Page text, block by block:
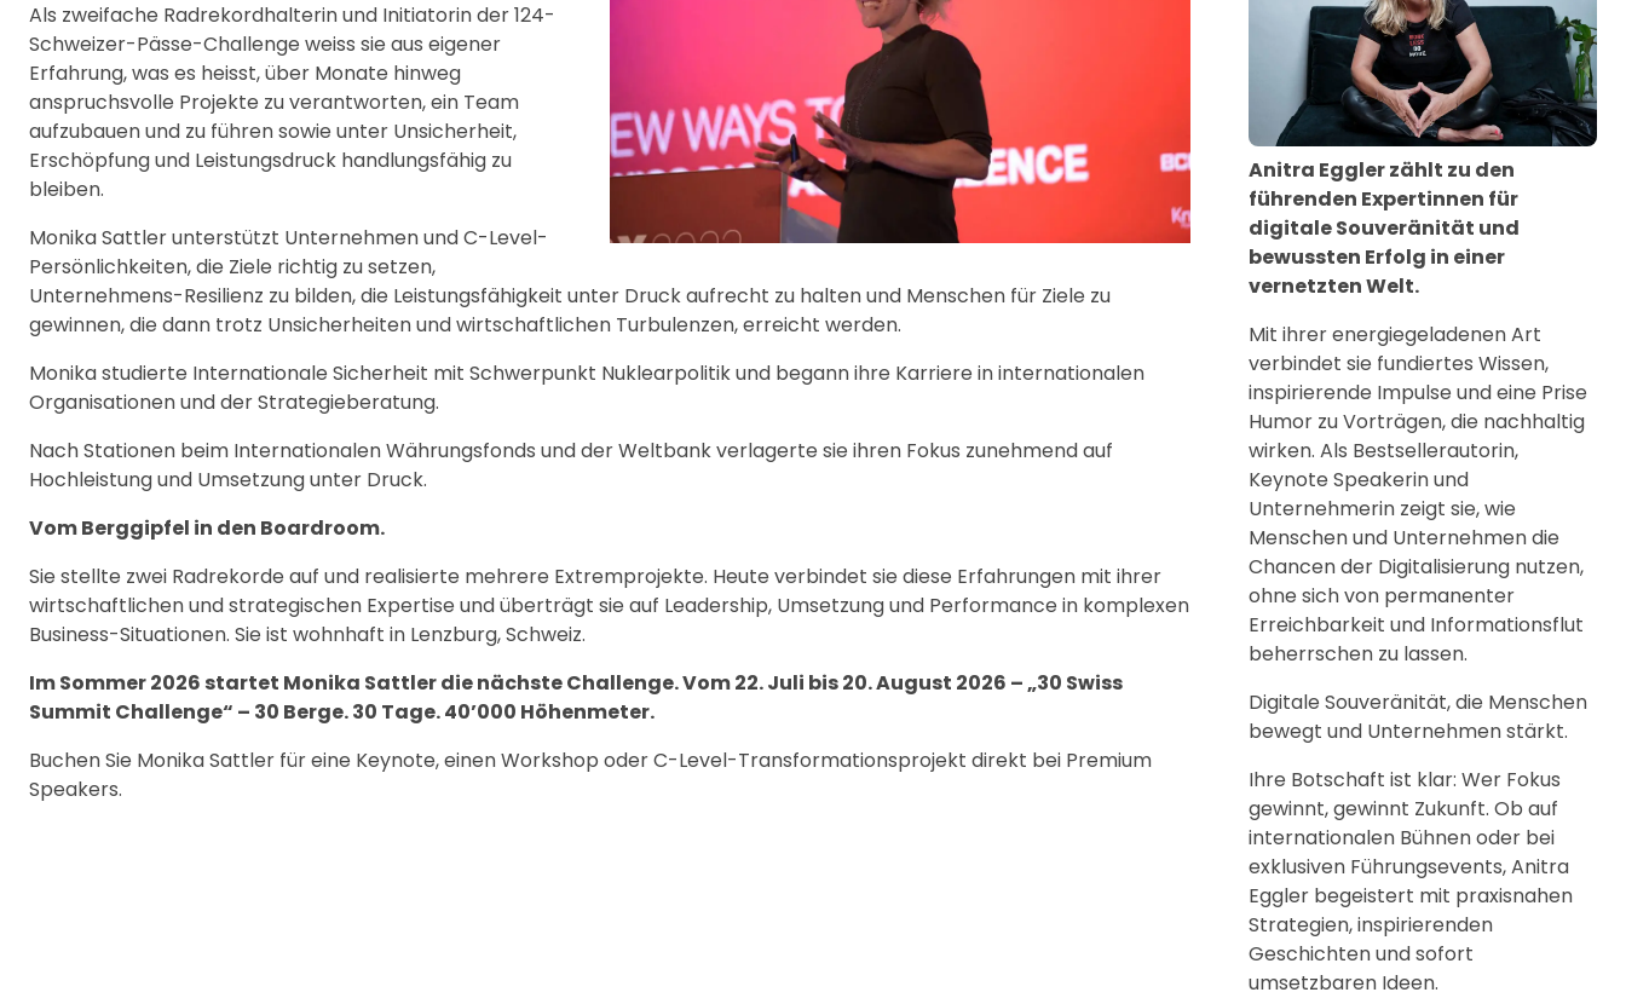
Als zweifache Radrekordhalterin und Initiatorin der 124-
Schweizer-Pässe-Challenge weiss sie aus eigener
Erfahrung, was es heisst, über Monate hinweg
anspruchsvolle Projekte zu verantworten, ein Team
aufzubauen und zu führen sowie unter Unsicherheit,
Erschöpfung und Leistungsdruck handlungsfähig zu
bleiben.
Monika Sattler unterstützt Unternehmen und C-Level-
Persönlichkeiten, die Ziele richtig zu setzen,
Unternehmens-Resilienz zu bilden, die Leistungsfähigkeit unter Druck aufrecht zu halten und Menschen für Ziele zu
gewinnen, die dann trotz Unsicherheiten und wirtschaftlichen Turbulenzen, erreicht werden.
Monika studierte Internationale Sicherheit mit Schwerpunkt Nuklearpolitik und begann ihre Karriere in internationalen
Organisationen und der Strategieberatung.
Nach Stationen beim Internationalen Währungsfonds und der Weltbank verlagerte sie ihren Fokus zunehmend auf
Hochleistung und Umsetzung unter Druck.
Vom Berggipfel in den Boardroom.
Sie stellte zwei Radrekorde auf und realisierte mehrere Extremprojekte. Heute verbindet sie diese Erfahrungen mit ihrer
wirtschaftlichen und strategischen Expertise und überträgt sie auf Leadership, Umsetzung und Performance in komplexen
Business-Situationen. Sie ist wohnhaft in Lenzburg, Schweiz.
Im Sommer 2026 startet Monika Sattler die nächste Challenge. Vom 22. Juli bis 20. August 2026 – „30 Swiss
Summit Challenge“ – 30 Berge. 30 Tage. 40’000 Höhenmeter.
Buchen Sie Monika Sattler für eine Keynote, einen Workshop oder C-Level-Transformationsprojekt direkt bei Premium
Speakers.
Anitra Eggler zählt zu den
führenden Expertinnen für
digitale Souveränität und
bewussten Erfolg in einer
vernetzten Welt.
Mit ihrer energiegeladenen Art
verbindet sie fundiertes Wissen,
inspirierende Impulse und eine Prise
Humor zu Vorträgen, die nachhaltig
wirken. Als Bestsellerautorin,
Keynote Speakerin und
Unternehmerin zeigt sie, wie
Menschen und Unternehmen die
Chancen der Digitalisierung nutzen,
ohne sich von permanenter
Erreichbarkeit und Informationsflut
beherrschen zu lassen.
Digitale Souveränität, die Menschen
bewegt und Unternehmen stärkt.
Ihre Botschaft ist klar: Wer Fokus
gewinnt, gewinnt Zukunft. Ob auf
internationalen Bühnen oder bei
exklusiven Führungsevents, Anitra
Eggler begeistert mit praxisnahen
Strategien, inspirierenden
Geschichten und sofort
umsetzbaren Ideen.